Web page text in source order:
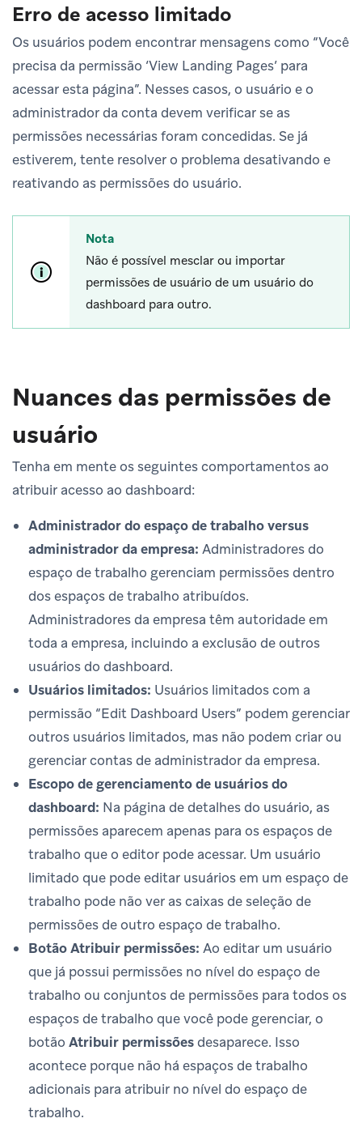
Erro de acesso limitado
Os usuários podem encontrar mensagens como “Você
precisa da permissão ‘View Landing Pages’ para
acessar esta página”. Nesses casos, o usuário e o
administrador da conta devem verificar se as
permissões necessárias foram concedidas. Se já
estiverem, tente resolver o problema desativando e
reativando as permissões do usuário.
Nota
Não é possível mesclar ou importar
permissões de usuário de um usuário do
dashboard para outro.
Nuances das permissões de
usuário
Tenha em mente os seguintes comportamentos ao
atribuir acesso ao dashboard:
Administrador do espaço de trabalho versus
administrador da empresa: Administradores do
espaço de trabalho gerenciam permissões dentro
dos espaços de trabalho atribuídos.
Administradores da empresa têm autoridade em
toda a empresa, incluindo a exclusão de outros
usuários do dashboard.
Usuários limitados: Usuários limitados com a
permissão “Edit Dashboard Users” podem gerenciar
outros usuários limitados, mas não podem criar ou
gerenciar contas de administrador da empresa.
Escopo de gerenciamento de usuários do
dashboard: Na página de detalhes do usuário, as
permissões aparecem apenas para os espaços de
trabalho que o editor pode acessar. Um usuário
limitado que pode editar usuários em um espaço de
trabalho pode não ver as caixas de seleção de
permissões de outro espaço de trabalho.
Botão Atribuir permissões: Ao editar um usuário
que já possui permissões no nível do espaço de
trabalho ou conjuntos de permissões para todos os
espaços de trabalho que você pode gerenciar, o
botão Atribuir permissõesdesaparece. Isso
acontece porque não há espaços de trabalho
adicionais para atribuir no nível do espaço de
trabalho.